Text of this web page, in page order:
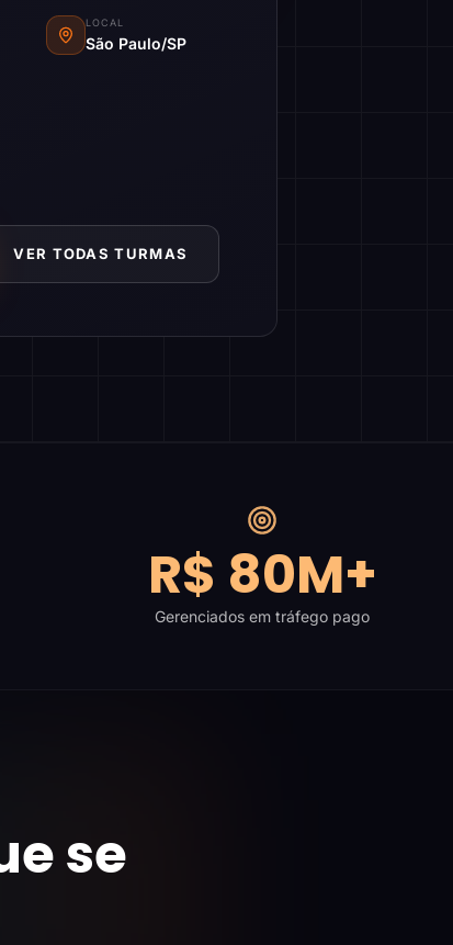
LOCAL
São Paulo/SP
VER TODAS TURMAS
R$ 80M+
Gerenciados em tráfego pago
se